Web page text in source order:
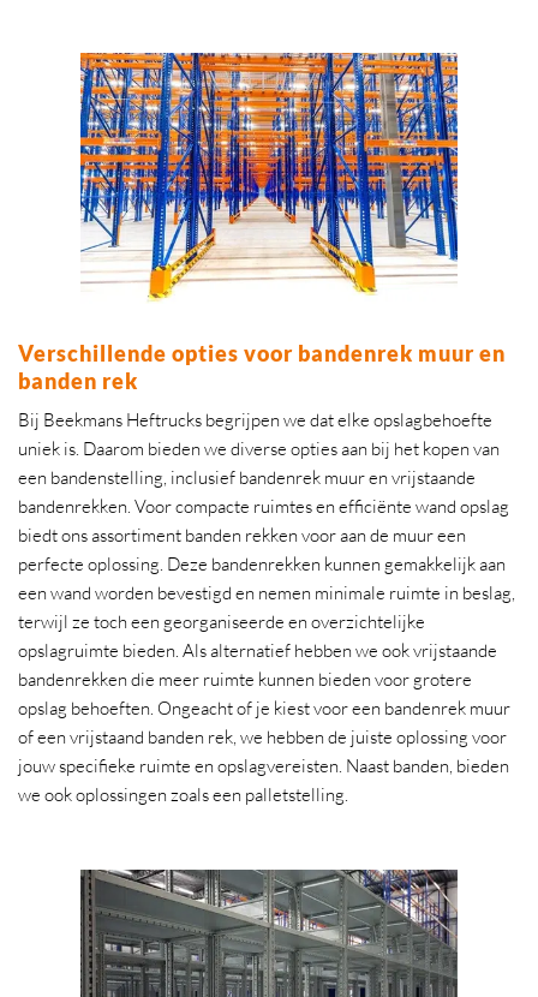
Verschillende opties voor bandenrek muur en
banden rek
Bij Beekmans Heftrucks begrijpen we dat elke opslagbehoefte
uniek is. Daarom bieden we diverse opties aan bij het kopen van
een bandenstelling, inclusief bandenrek muur en vrijstaande
bandenrekken. Voor compacte ruimtes en efficiënte wand opslag
biedt ons assortiment banden rekken voor aan de muur een
perfecte oplossing. Deze bandenrekken kunnen gemakkelijk aan
een wand worden bevestigd en nemen minimale ruimte in beslag,
terwijl ze toch een georganiseerde en overzichtelijke
opslagruimte bieden. Als alternatief hebben we ook vrijstaande
bandenrekken die meer ruimte kunnen bieden voor grotere
opslag behoeften. Ongeacht of je kiest voor een bandenrek muur
of een vrijstaand banden rek, we hebben de juiste oplossing voor
jouw specifieke ruimte en opslagvereisten. Naast banden, bieden
we ook oplossingen zoals een palletstelling.